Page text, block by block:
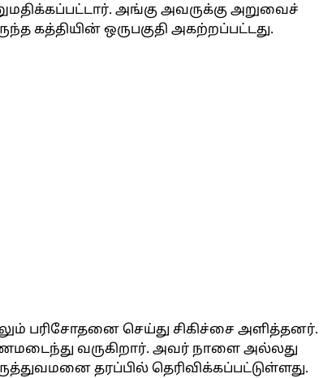
அங்கு அவருக்கு அறுவைச்
கத்தியின் ஒருபகுதி அகற்றப்பட்டது.
பரிசோதனை செய்து சிகிச்சை அளித்தனர்.
வருகிறார். அவர் நாளை அல்லது
தரப்பில் தெரிவிக்கப்பட்டுள்ளது.